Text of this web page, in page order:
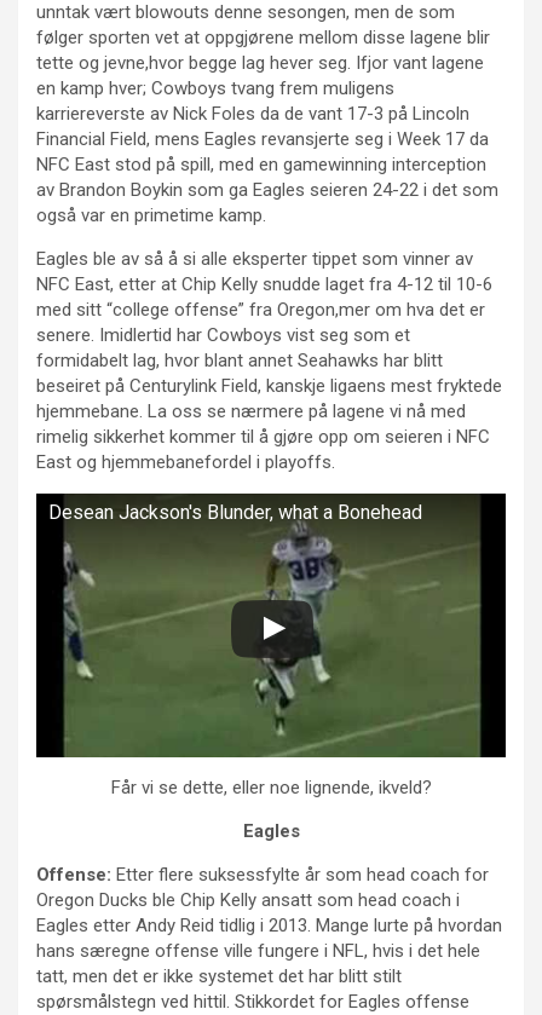
unntak vært blowouts denne sesongen, men de som
følger sporten vet at oppgjørene mellom disse lagene blir
tette og jevne,hvor begge lag hever seg. Ifjor vant lagene
en kamp hver; Cowboys tvang frem muligens
karriereverste av Nick Foles da de vant 17-3 på Lincoln
Financial Field, mens Eagles revansjerte seg i Week 17 da
NFC East stod på spill, med en gamewinning interception
av Brandon Boykin som ga Eagles seieren 24-22 i det som
også var en primetime kamp.
Eagles ble av så å si alle eksperter tippet som vinner av
NFC East, etter at Chip Kelly snudde laget fra 4-12 til 10-6
med sitt “college offense” fra Oregon,mer om hva det er
senere. Imidlertid har Cowboys vist seg som et
formidabelt lag, hvor blant annet Seahawks har blitt
beseiret på Centurylink Field, kanskje ligaens mest fryktede
hjemmebane. La oss se nærmere på lagene vi nå med
rimelig sikkerhet kommer til å gjøre opp om seieren i NFC
East og hjemmebanefordel i playoffs.
Desean Jackson's Blunder, what a Bonehead
Får vi se dette, eller noe lignende, ikveld?
Eagles
Offense: Etter flere suksessfylte år som head coach for
Oregon Ducks ble Chip Kelly ansatt som head coach i
Eagles etter Andy Reid tidlig i 2013. Mange lurte på hvordan
hans særegne offense ville fungere i NFL, hvis i det hele
tatt, men det er ikke systemet det har blitt stilt
spørsmålstegn ved hittil. Stikkordet for Eagles offense